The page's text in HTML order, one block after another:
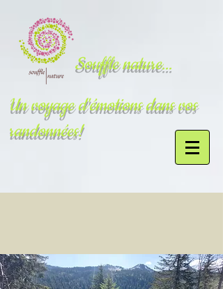
Souffle nature...
Un voyage d'émotions dans vos
randonnées!